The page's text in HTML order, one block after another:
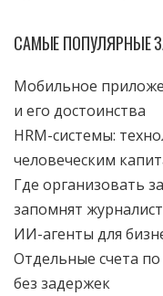
САМЫЕ ПОПУЛЯРНЫЕ
Мобильное
и его достоинства
HRM-системы:
человеческим
Где организовать
запомнят
ИИ-агенты для
Отдельные счета
без задержек